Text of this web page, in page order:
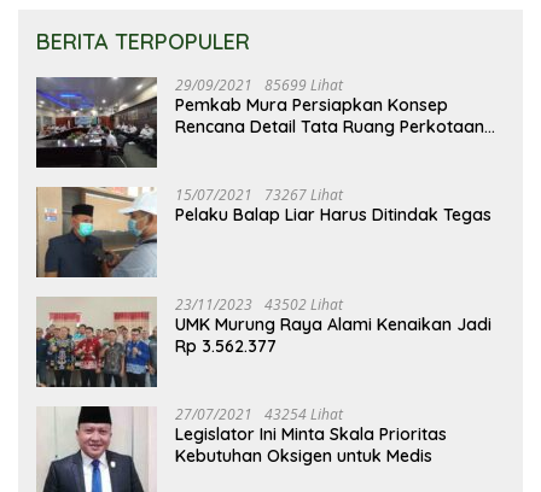
BERITA TERPOPULER
29/09/2021 85699 Lihat
Pemkab Mura Persiapkan Konsep
Rencana Detail Tata Ruang Perkotaan
15/07/2021 73267 Lihat
Pelaku Balap Liar Harus Ditindak Tegas
23/11/2023 43502 Lihat
UMK Murung Raya Alami Kenaikan Jadi
Rp 3.562.377
27/07/2021 43254 Lihat
Legislator Ini Minta Skala Prioritas
Kebutuhan Oksigen untuk Medis